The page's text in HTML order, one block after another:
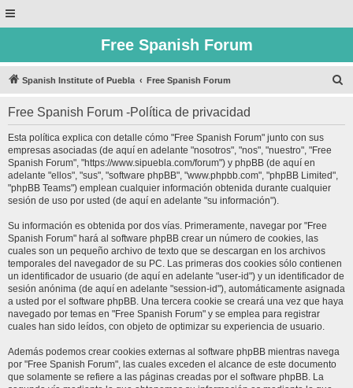
Free Spanish Forum
Spanish Institute of Puebla Free Spanish Forum
Free Spanish Forum -Política de privacidad
Esta política explica con detalle cómo "Free Spanish Forum" junto con sus
empresas asociadas (de aquí en adelante "nosotros", "nos", "nuestro", "Free
Spanish Forum", "https://www.sipuebla.com/forum") y phpBB (de aquí en
adelante "ellos", "sus", "software phpBB", "www.phpbb.com", "phpBB Limited",
"phpBB Teams") emplean cualquier información obtenida durante cualquier
sesión de uso por usted (de aquí en adelante "su información").
Su información es obtenida por dos vías. Primeramente, navegar por "Free
Spanish Forum" hará al software phpBB crear un número de cookies, las
cuales son un pequeño archivo de texto que se descargan en los archivos
temporales del navegador de su PC. Las primeras dos cookies sólo contienen
un identificador de usuario (de aquí en adelante "user-id") y un identificador de
sesión anónima (de aquí en adelante "session-id"), automáticamente asignada
a usted por el software phpBB. Una tercera cookie se creará una vez que haya
navegado por temas en "Free Spanish Forum" y se emplea para registrar
cuales han sido leídos, con objeto de optimizar su experiencia de usuario.
Además podemos crear cookies externas al software phpBB mientras navega
por "Free Spanish Forum", las cuales exceden el alcance de este documento
que solamente se refiere a las páginas creadas por el software phpBB. La